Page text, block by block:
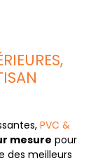
PVC &
mesure pour
des meilleurs